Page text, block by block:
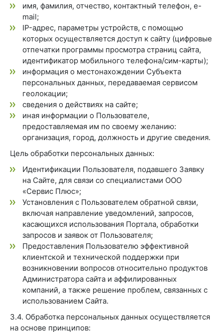
имя, фамилия, отчество, контактный телефон, e-
mail;
IP-адрес, параметры устройств, с помощью
которых осуществляется доступ к сайту (цифровые
отпечатки программы просмотра страниц сайта,
идентификатор мобильного телефона/сим-карты);
информация о местонахождении Субъекта
персональных данных, передаваемая сервисом
геолокации;
сведения о действиях на сайте;
иная информации о Пользователе,
предоставляемая им по своему желанию:
организация, город, должность и другие сведения.
Цель обработки персональных данных:
Идентификации Пользователя, подавшего Заявку
на Сайте, для связи со специалистами ООО
«Сервис Плюс»;
Установления с Пользователем обратной связи,
включая направление уведомлений, запросов,
касающихся использования Портала, обработки
запросов и заявок от Пользователя;
Предоставления Пользователю эффективной
клиентской и технической поддержки при
возникновении вопросов относительно продуктов
Администратора сайта и аффилированных
компаний, а также решение проблем, связанных с
использованием Сайта.
3.4. Обработка персональных данных осуществляется
на основе принципов: